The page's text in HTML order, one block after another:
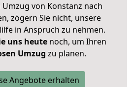
Umzug von Konstanz nach
zögern Sie nicht, unsere
in Anspruch zu nehmen.
uns heutenoch, um Ihren
Umzug zu planen.
Angebote erhalten